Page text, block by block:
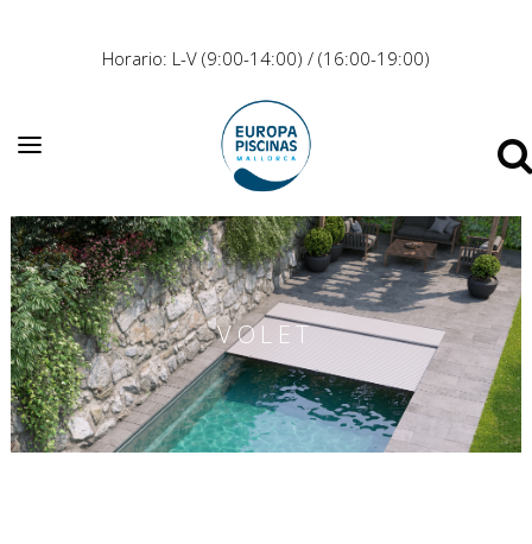
Horario: L-V (9:00-14:00) / (16:00-19:00)
VOLET